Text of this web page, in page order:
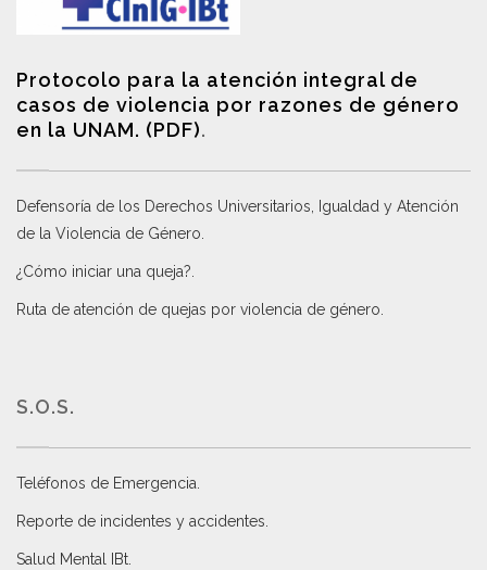
Protocolo para la atención integral de
casos de violencia por razones de género
en la UNAM. (PDF).
Defensoría de los Derechos Universitarios, Igualdad y Atención
de la Violencia de Género
¿Cómo iniciar una queja?
Ruta de atención de quejas por violencia de género
S.O.S.
Teléfonos de Emergencia.
Reporte de incidentes y accidentes
Salud Mental IBt